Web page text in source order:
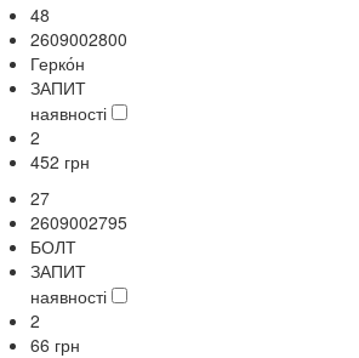
48
2609002800
Герко́н
ЗАПИТ
наявності
2
452 грн
27
2609002795
БОЛТ
ЗАПИТ
наявності
2
66 грн